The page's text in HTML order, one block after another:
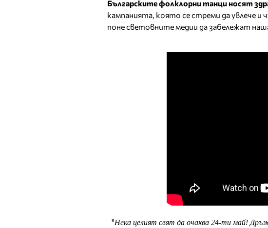
Българските фолклорни танци носят
кампанията, която се стреми да увлече и
поне световните медии да забележат
"Нека целият свят да очаква 24-ти май!